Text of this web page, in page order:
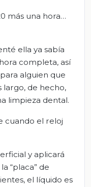
más una hora…
ella ya sabía
completa, así
alguien que
de hecho,
limpieza dental.
cuando el reloj
y aplicará
“placa” de
el líquido es